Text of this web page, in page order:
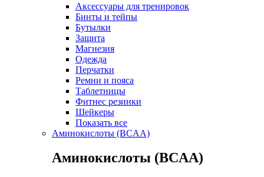
Аксессуары для тренировок
Бинты и тейпы
Бутылки
Защита
Магнезия
Одежда
Перчатки
Ремни и пояса
Таблетницы
Фитнес резинки
Шейкеры
Показать все
Аминокислоты (BCAA)
Аминокислоты (BCAA)